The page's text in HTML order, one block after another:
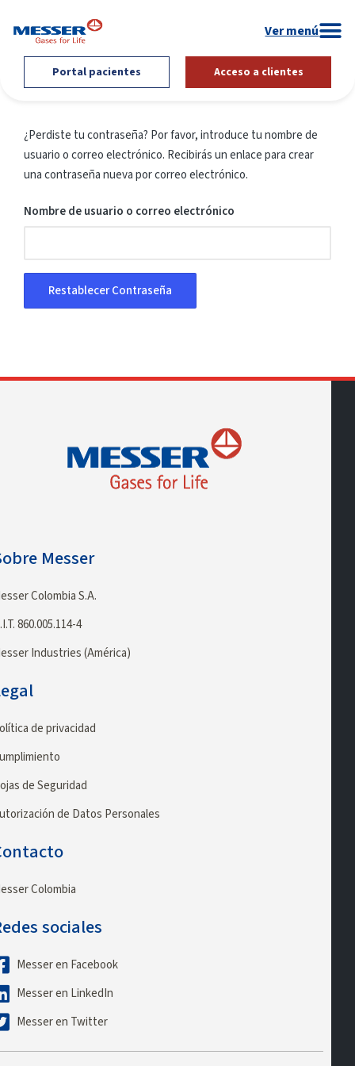
Portal pacientes Acceso a clientes
¿Perdiste tu contraseña? Por favor, introduce tu nombre de
usuario o correo electrónico. Recibirás un enlace para crear
una contraseña nueva por correo electrónico.
Nombre de usuario o correo electrónico
Restablecer Contraseña
Messer
Colombia S.A.
860.005.114-4
Industries (América)
de privacidad
de Seguridad
de Datos Personales
Colombia
sociales
Messer en Facebook
Messer en LinkedIn
Messer en Twitter